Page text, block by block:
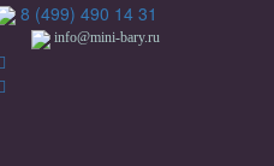
8 (499) 490 14 31
info@mini-bary.ru